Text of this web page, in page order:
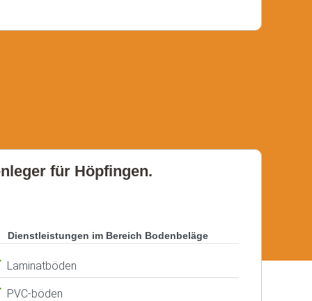
für Höpfingen.
Dienstleistungen im Bereich Bodenbeläge
Laminatböden
PVC-böden